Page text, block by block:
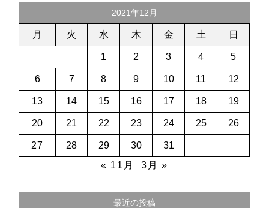
2021年12月
月 火 水 木 金 土 日
1 2 3 4 5
6 7 8 9 10 11 12
13 14 15 16 17 18 19
20 21 22 23 24 25 26
27 28 29 30
31
« 11月
3月 »
最近の投稿